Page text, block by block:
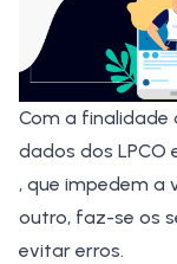
Com a finalidade
dados dos LPCO
, que impedem a
outro, faz-se os
evitar erros.